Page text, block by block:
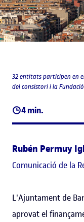
4 min.
32 entitats participen en
del consistori i la
Rubén Permuy
Comunicació de la
L'Ajuntament de
aprovat el